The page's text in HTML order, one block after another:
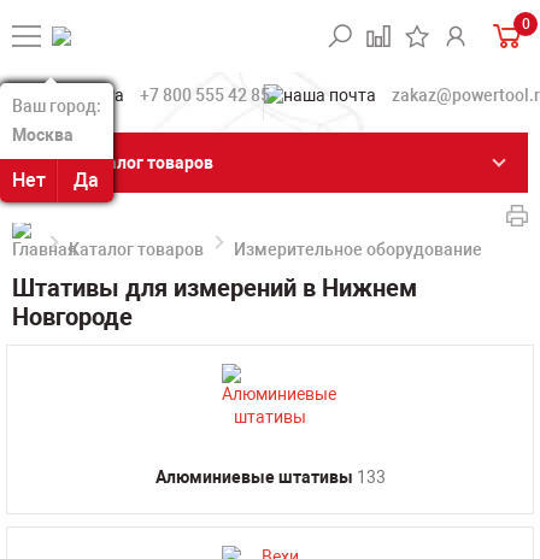
Ваш город:
Москва
Нет Да
Ваш город:
Москва
Нет Да
0
+7 800 555 42 85
Каталог товаров
Каталог товаров Измерительное оборудование
Штативы для измерений в Нижнем
Новгороде
Алюминиевые штативы 133